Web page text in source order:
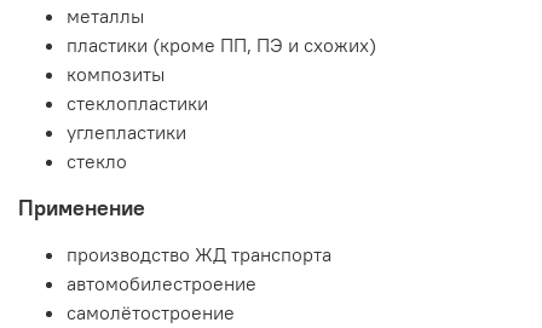
металлы
пластики (кроме ПП, ПЭ и схожих)
композиты
стеклопластики
углепластики
стекло
Применение
производство ЖД транспорта
автомобилестроение
самолётостроение